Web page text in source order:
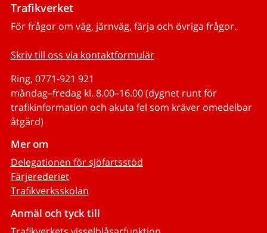
Trafikverket
För frågor om väg, järnväg, färja och övriga frågor.
Skriv till oss via kontaktformulär
Ring, 0771-921 921
måndag–fredag kl. 8.00–16.00 (dygnet runt för
trafikinformation och akuta fel som kräver omedelbar
åtgärd)
Mer om
Delegationen för sjöfartsstöd
Färjerederiet
Trafikverksskolan
Anmäl och tyck till